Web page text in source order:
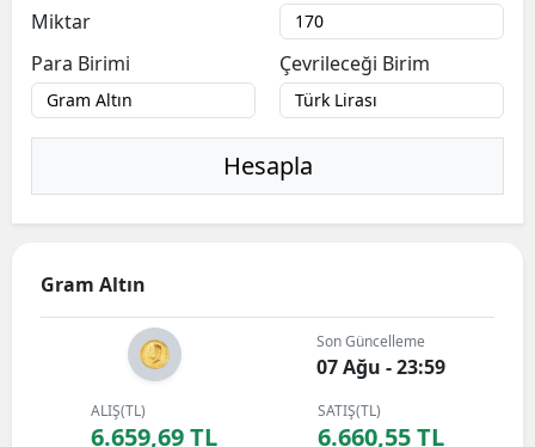
Miktar
Para Birimi
Çevrileceği Birim
Hesapla
Gram Altın
Son Güncelleme
07 Ağu - 23:59
ALIŞ(TL)
6.659,69 TL
SATIŞ(TL)
6.660,55 TL